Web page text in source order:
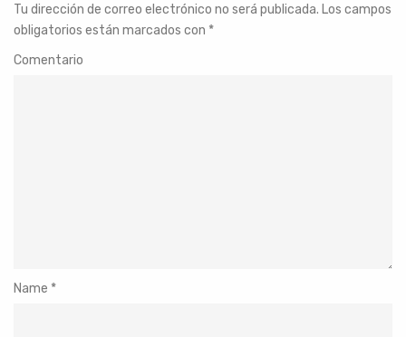
Tu dirección de correo electrónico no será publicada. Los campos
obligatorios están marcados con *
Comentario
Name *